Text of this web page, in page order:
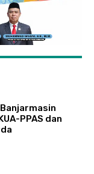
PPAS dan